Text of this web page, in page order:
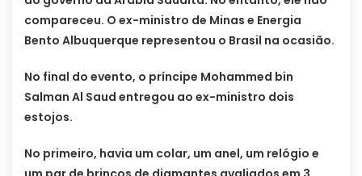
compareceu. O ex-ministro de Minas e Energia
Bento Albuquerque representou o Brasil na ocasião.
No final do evento, o príncipe Mohammed bin
Salman Al Saud entregou ao ex-ministro dois
estojos.
No primeiro, havia um colar, um anel, um relógio e